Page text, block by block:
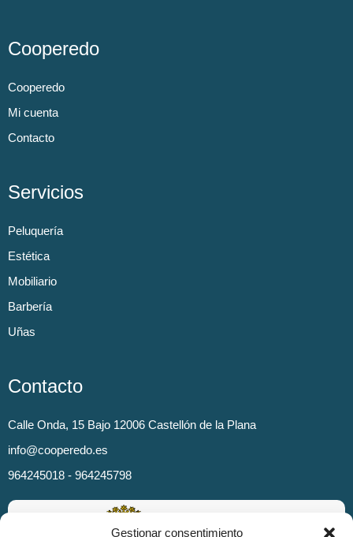
Gestionar consentimiento
Cooperedo
Cooperedo
Mi cuenta
Contacto
Servicios
Peluquería
Estética
Mobiliario
Barbería
Uñas
Contacto
Calle Onda, 15 Bajo 12006 Castellón de la Plana
info@cooperedo.es
964245018 - 964245798